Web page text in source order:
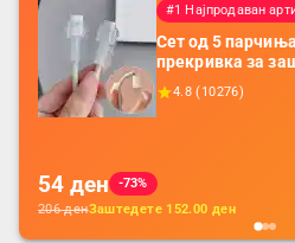
#1 Најпродаван
Сет од 5
прекривка за
додатоци за
батерија, за
4.8 (10276)
54 ден
-73%
206денЗаштедете 152.00 ден